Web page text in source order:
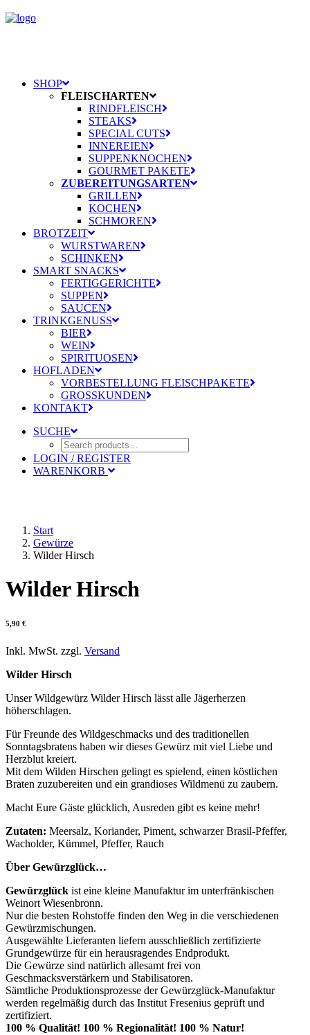
SHOP
FLEISCHARTEN
RINDFLEISCH
STEAKS
SPECIAL CUTS
INNEREIEN
SUPPENKNOCHEN
GOURMET PAKETE
ZUBEREITUNGSARTEN
GRILLEN
KOCHEN
SCHMOREN
BROTZEIT
WURSTWAREN
SCHINKEN
SMART SNACKS
FERTIGGERICHTE
SUPPEN
SAUCEN
TRINKGENUSS
BIER
WEIN
SPIRITUOSEN
HOFLADEN
VORBESTELLUNG FLEISCHPAKETE
GROSSKUNDEN
KONTAKT
SUCHE
LOGIN / REGISTER
WARENKORB
Start
Gewürze
Wilder Hirsch
Wilder Hirsch
5,90 €
Inkl. MwSt. zzgl. Versand
Wilder Hirsch
Unser Wildgewürz Wilder Hirsch lässt alle Jägerherzen
höherschlagen.
Für Freunde des Wildgeschmacks und des traditionellen
Sonntagsbratens haben wir dieses Gewürz mit viel Liebe und
Herzblut kreiert.
Mit dem Wilden Hirschen gelingt es spielend, einen köstlichen
Braten zuzubereiten und ein grandioses Wildmenü zu zaubern.
Macht Eure Gäste glücklich, Ausreden gibt es keine mehr!
Zutaten: Meersalz, Koriander, Piment, schwarzer Brasil-Pfeffer,
Wacholder, Kümmel, Pfeffer, Rauch
Über Gewürzglück…
Gewürzglück ist eine kleine Manufaktur im unterfränkischen
Weinort Wiesenbronn.
Nur die besten Rohstoffe finden den Weg in die verschiedenen
Gewürzmischungen.
Ausgewählte Lieferanten liefern ausschließlich zertifizierte
Grundgewürze für ein herausragendes Endprodukt.
Die Gewürze sind natürlich allesamt frei von
Geschmacksverstärkern und Stabilisatoren.
Sämtliche Produktionsprozesse der Gewürzglück-Manufaktur
werden regelmäßig durch das Institut Fresenius geprüft und
zertifiziert.
100 % Qualität! 100 % Regionalität! 100 % Natur!